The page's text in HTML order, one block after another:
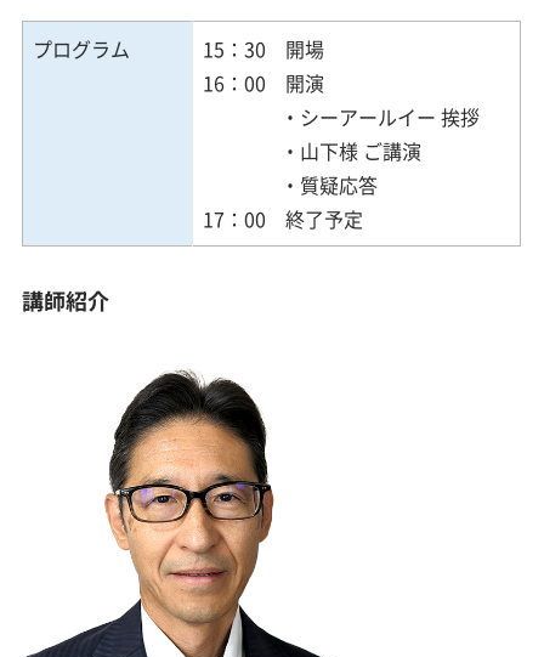
プログラム
15：30 開場
16：00 開演
・シーアールイー 挨拶
・山下様 ご講演
・質疑応答
17：00 終了予定
講師紹介